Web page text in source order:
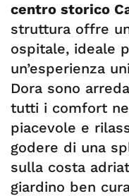
centro storico
struttura offre
ospitale, ideale
un’esperienza
Dora sono
tutti i comfort
piacevole e
godere di una
sulla costa
giardino ben